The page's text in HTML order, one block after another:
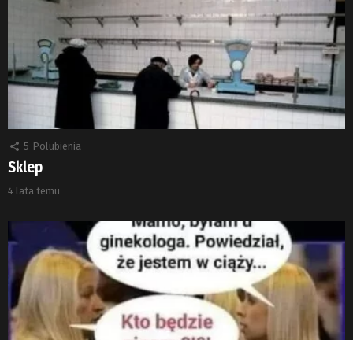
5 Polubienia
Sklep
4 lata temu